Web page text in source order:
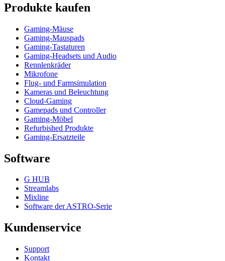
Produkte kaufen
Gaming-Mäuse
Gaming-Mauspads
Gaming-Tastaturen
Gaming-Headsets und Audio
Rennlenkräder
Mikrofone
Flug- und Farmsimulation
Kameras und Beleuchtung
Cloud-Gaming
Gamepads und Controller
Gaming-Möbel
Refurbished Produkte
Gaming-Ersatzteile
Software
G HUB
Streamlabs
Mixline
Software der ASTRO-Serie
Kundenservice
Support
Kontakt